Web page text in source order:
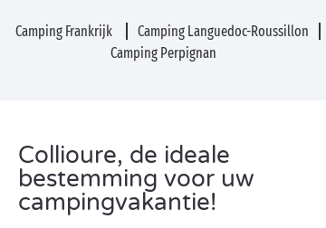
Camping Frankrijk
Camping Languedoc-Roussillon
Camping Perpignan
Collioure, de ideale
bestemming voor uw
campingvakantie!